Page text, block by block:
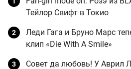
Тейлор Свифт в Токио
Леди Гага и Бруно Марс
клип «Die With A Smile»
Совет да любовь! У Аврил